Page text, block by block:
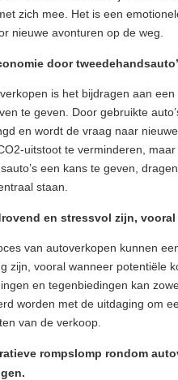
zich mee. Het is een
nieuwe avonturen op de weg.
door
is het bijdragen aan
te geven. Door gebruikte
en wordt de vraag naar
uitstoot te verminderen,
een kans te geven,
staan.
en stressvol zijn,
van autoverkopen kunnen
zijn, vooral wanneer potentiële
en tegenbiedingen kan
worden met de uitdaging om
van de verkoop.
rompslomp rondom